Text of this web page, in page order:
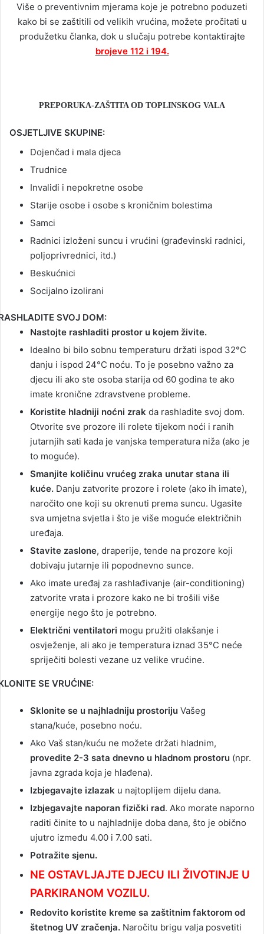
Više o preventivnim mjerama koje je potrebno poduzeti
kako bi se zaštitili od velikih vrućina, možete pročitati u
produžetku članka, dok u slučaju potrebe kontaktirajte
brojeve 112 i 194.
PREPORUKA-ZAŠTITA OD TOPLINSKOG VALA
OSJETLJIVE SKUPINE:
Dojenčad i mala djeca
Trudnice
Invalidi i nepokretne osobe
Starije osobe i osobe s kroničnim bolestima
Samci
Radnici izloženi suncu i vrućini (građevinski radnici,
poljoprivrednici, itd.)
Beskućnici
Socijalno izolirani
SVOJ DOM:
Nastojte rashladiti prostor u kojem živite.
Idealno bi bilo sobnu temperaturu držati ispod 32°C
danju i ispod 24°C noću. To je posebno važno za
djecu ili ako ste osoba starija od 60 godina te ako
imate kronične zdravstvene probleme.
Koristite hladniji noćni zrak da rashladite svoj dom.
Otvorite sve prozore ili rolete tijekom noći i ranih
jutarnjih sati kada je vanjska temperatura niža (ako je
to moguće).
Smanjite količinu vrućeg zraka unutar stana ili
kuće. Danju zatvorite prozore i rolete (ako ih imate),
naročito one koji su okrenuti prema suncu. Ugasite
sva umjetna svjetla i što je više moguće električnih
uređaja.
Stavite zaslone, draperije, tende na prozore koji
dobivaju jutarnje ili popodnevno sunce.
Ako imate uređaj za rashlađivanje (air-conditioning)
zatvorite vrata i prozore kako ne bi trošili više
energije nego što je potrebno.
Električni ventilatori mogu pružiti olakšanje i
osvježenje, ali ako je temperatura iznad 35°C neće
spriječiti bolesti vezane uz velike vrućine.
SE VRUĆINE:
Sklonite se u najhladniju prostoriju Vašeg
stana/kuće, posebno noću.
Ako Vaš stan/kuću ne možete držati hladnim,
provedite 2-3 sata dnevno u hladnom prostoru (npr.
javna zgrada koja je hlađena).
Izbjegavajte izlazak u najtoplijem dijelu dana.
Izbjegavajte naporan fizički rad. Ako morate naporno
raditi činite to u najhladnije doba dana, što je obično
ujutro između 4.00 i 7.00 sati.
Potražite sjenu.
NE OSTAVLJAJTE DJECU ILI ŽIVOTINJE U
PARKIRANOM VOZILU.
Redovito koristite kreme sa zaštitnim faktorom od
štetnog UV zračenja. Naročitu brigu valja posvetiti